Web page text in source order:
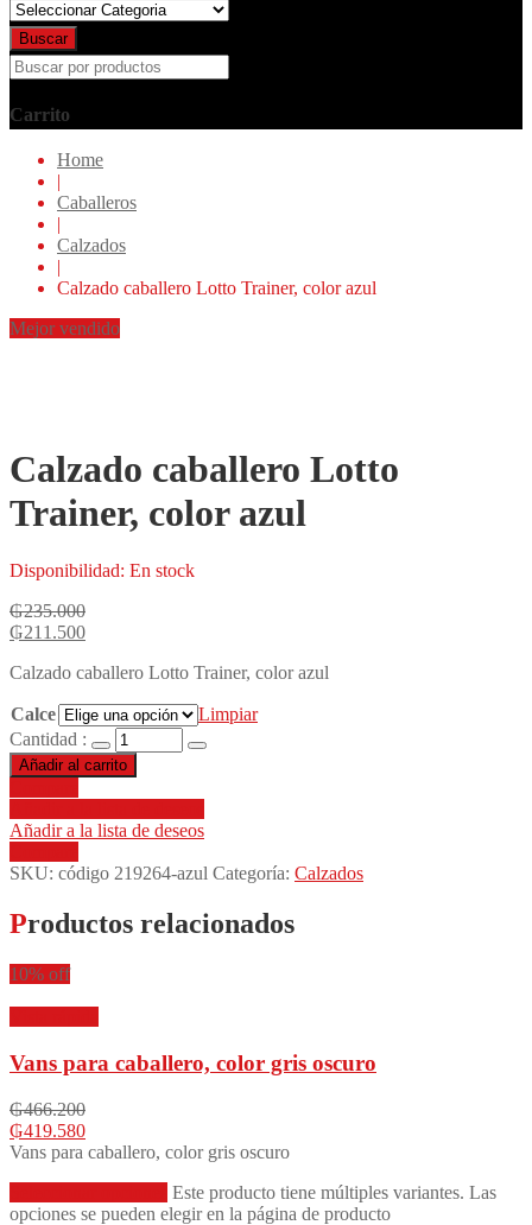
Buscar
Carrito
Home
|
Caballeros
|
Calzados
|
Calzado caballero Lotto Trainer, color azul
Mejor vendido
Calzado caballero Lotto
Trainer, color azul
Disponibilidad: En stock
₲235.000
₲211.500
Calzado caballero Lotto Trainer, color azul
Calce
Limpiar
Cantidad :
Añadir al carrito
Añadir a la lista de deseos
SKU: código 219264-azul Categoría: Calzados
Productos relacionados
10% off
Vans para caballero, color gris oscuro
₲466.200
₲419.580
Vans para caballero, color gris oscuro
Este producto tiene múltiples variantes. Las
opciones se pueden elegir en la página de producto